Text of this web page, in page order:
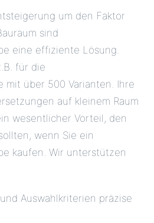
um den Faktor
sind
eine effiziente Lösung.
für die
mit über 500 Varianten. Ihre
auf kleinem Raum
wesentlicher Vorteil, den
wenn Sie ein
kaufen. Wir unterstützen
Auswahlkriterien präzise